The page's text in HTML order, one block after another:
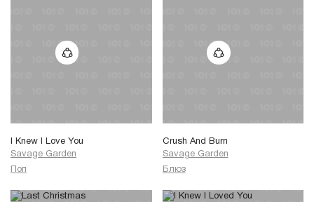
I Knew I Love You
Savage Garden
Поп
Crush And Burn
Savage Garden
Блюз